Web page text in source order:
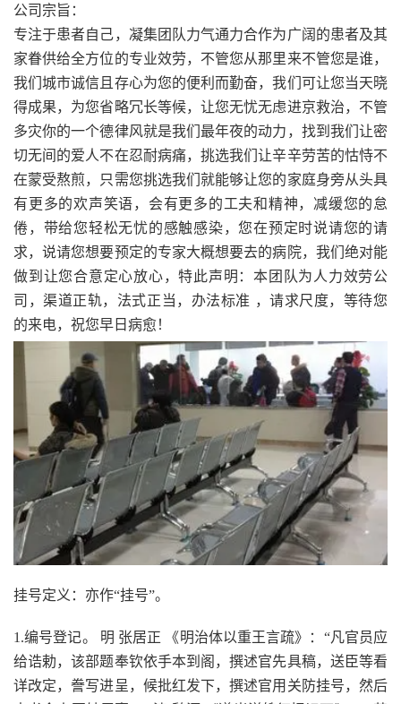
公司宗旨：
专注于患者自己，凝集团队力气通力合作为广阔的患者及其
家眷供给全方位的专业效劳，不管您从那里来不管您是谁，
我们城市诚信且存心为您的便利而勤奋，我们可让您当天晓
得成果，为您省略冗长等候，让您无忧无虑进京救治，不管
多灾你的一个德律风就是我们最年夜的动力，找到我们让密
切无间的爱人不在忍耐病痛，挑选我们让辛辛劳苦的怙恃不
在蒙受熬煎，只需您挑选我们就能够让您的家庭身旁从头具
有更多的欢声笑语，会有更多的工夫和精神，减缓您的怠
倦，带给您轻松无忧的感触感染，您在预定时说请您的请
求，说请您想要预定的专家大概想要去的病院，我们绝对能
做到让您合意定心放心，特此声明：本团队为人力效劳公
司，渠道正轨，法式正当，办法标准 ，请求尺度，等待您
的来电，祝您早日病愈！
挂号定义：亦作“挂号”。
1.编号登记。 明 张居正 《明治体以重王言疏》：“凡官员应
给诰勅，该部题奉钦依手本到阁，撰述官先具稿，送臣等看
详改定，誊写进呈，候批红发下，撰述官用关防挂号，然后